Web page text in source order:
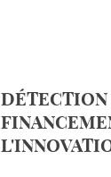
DÉTECTION